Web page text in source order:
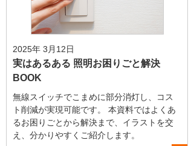
2025年 3月12日
実はあるある 照明お困りごと解決
BOOK
無線スイッチでこまめに部分消灯し、コス
ト削減が実現可能です。 本資料ではよくあ
るお困りごとから解決まで、イラストを交
え、分かりやすくご紹介します。